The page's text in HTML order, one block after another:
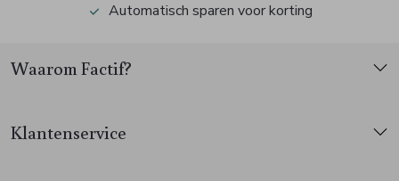
Automatisch sparen voor korting
Waarom Factif?
Klantenservice